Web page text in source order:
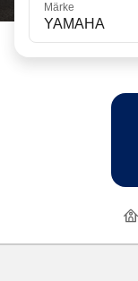
Märke
YAMAHA